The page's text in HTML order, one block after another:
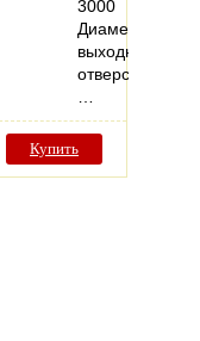
3000
Диаметр
выходного
отверстия,
Купить